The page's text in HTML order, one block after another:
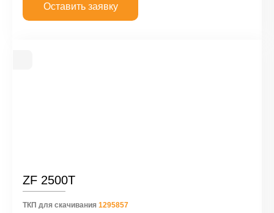
Оставить заявку
ZF 2500T
ТКП для скачивания 1295857